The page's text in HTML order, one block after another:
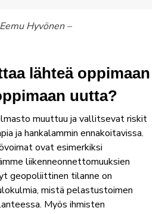
Hyvönen –
lähteä oppimaan
uutta?
muuttuu ja vallitsevat riskit
ja hankalammin ennakoitavissa.
ovat esimerkiksi
liikenneonnettomuuksien
geopoliittinen tilanne on
mistä pelastustoimen
Myös ihmisten